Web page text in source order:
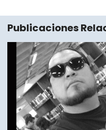
Publicaciones